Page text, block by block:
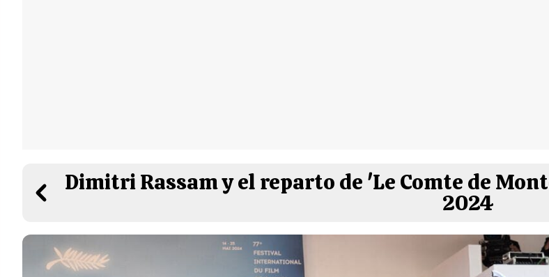
Dimitri Rassam y el reparto de 'Le Comte de
2024